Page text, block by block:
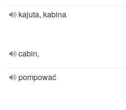
kajuta, kabina
cabin,
pompować